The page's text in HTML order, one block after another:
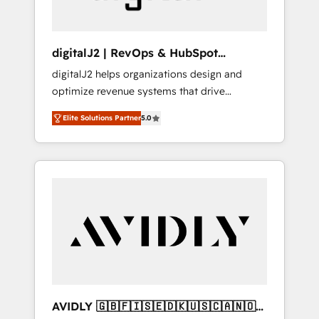
digitalJ2 | RevOps & HubSpot
Implementations
digitalJ2 helps organizations design and
optimize revenue systems that drive
scalable, predictable growth. As a triple-
accredited HubSpot Solutions Partner, we
specialize in both strategic RevOps planning
and hands-on technical execution - building
Services - Managed IT (MSP) - Franchises -
Professional Services - And more! How we
Custom integrations and workflow
Elite Solutions Partner5.0
AVIDLY 🇬🇧🇫🇮🇸🇪🇩🇰🇺🇸🇨🇦🇳🇴